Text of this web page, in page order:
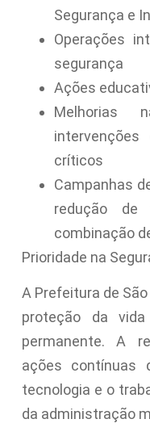
Segurança e
Operações
segurança
Ações
Melhorias
críticos
Campanhas
redução de
combinação
Prioridade na
A Prefeitura de
proteção da
permanente. A
ações contínuas
tecnologia e o
da administração